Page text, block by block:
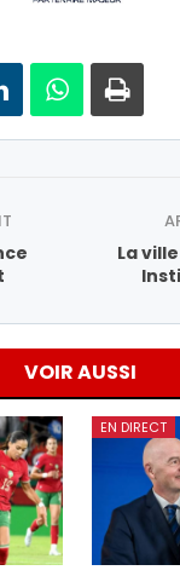
La
VOIR AUSSI
EN DIRECT